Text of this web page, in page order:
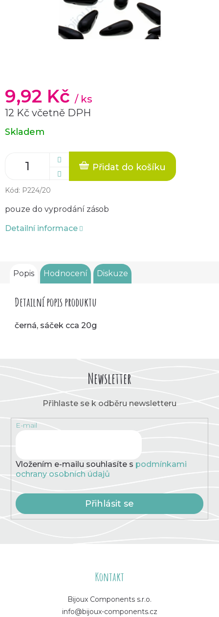
9,92 Kč / ks
12 Kč včetně DPH
Měrná
cena:
Skladem
Přidat do košíku
Kód: P224/20
pouze do vyprodání zásob
Detailní informace
Popis Hodnocení Diskuze
Detailní popis produktu
černá, sáček cca 20g
Newsletter
Přihlaste se k odběru newsletteru
E-mail
Vložením e-mailu souhlasíte s podmínkami
ochrany osobních údajů
Přihlásit se
Kontakt
Bijoux Components s.r.o.
info@bijoux-components.cz